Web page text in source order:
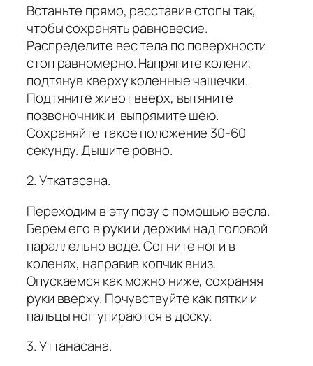
Встаньте прямо, расставив стопы так,
чтобы сохранять равновесие.
Распределите вес тела по поверхности
стоп равномерно. Напрягите колени,
подтянув кверху коленные чашечки.
Подтяните живот вверх, вытяните
позвоночник и выпрямите шею.
Сохраняйте такое положение 30-60
секунду. Дышите ровно.
2. Уткатасана.
Переходим в эту позу с помощью весла.
Берем его в руки и держим над головой
параллельно воде. Согните ноги в
коленях, направив копчик вниз.
Опускаемся как можно ниже, сохраняя
руки вверху. Почувствуйте как пятки и
пальцы ног упираются в доску.
3. Уттанасана.